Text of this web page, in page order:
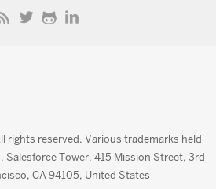
rights reserved. Various trademarks held
Salesforce Tower, 415 Mission Street, 3rd
CA 94105, United States